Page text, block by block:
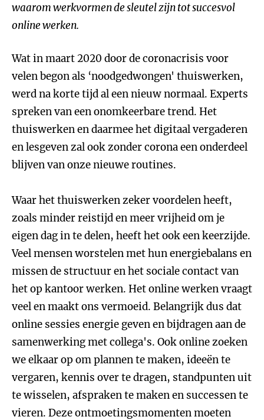
waarom werkvormen de sleutel zijn tot succesvol
online werken.
Wat in maart 2020 door de coronacrisis voor
velen begon als ‘noodgedwongen' thuiswerken,
werd na korte tijd al een nieuw normaal. Experts
spreken van een onomkeerbare trend. Het
thuiswerken en daarmee het digitaal vergaderen
en lesgeven zal ook zonder corona een onderdeel
blijven van onze nieuwe routines.
Waar het thuiswerken zeker voordelen heeft,
zoals minder reistijd en meer vrijheid om je
eigen dag in te delen, heeft het ook een keerzijde.
Veel mensen worstelen met hun energiebalans en
missen de structuur en het sociale contact van
het op kantoor werken. Het online werken vraagt
veel en maakt ons vermoeid. Belangrijk dus dat
online sessies energie geven en bijdragen aan de
samenwerking met collega's. Ook online zoeken
we elkaar op om plannen te maken, ideeën te
vergaren, kennis over te dragen, standpunten uit
te wisselen, afspraken te maken en successen te
vieren. Deze ontmoetingsmomenten moeten